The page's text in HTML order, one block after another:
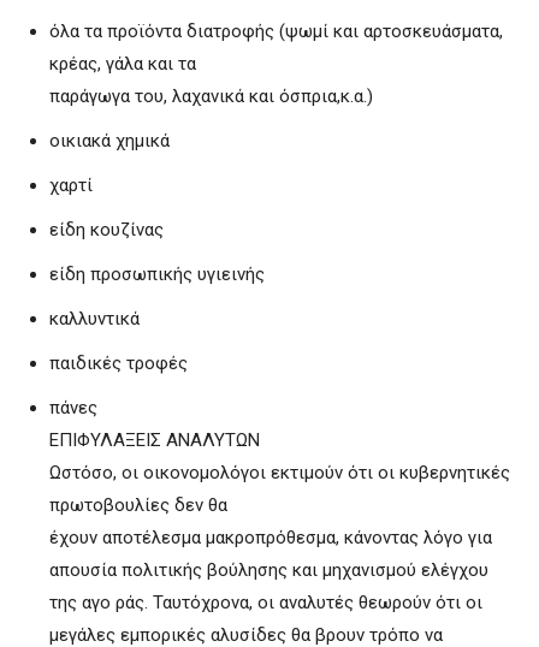
όλα τα προϊόντα διατροφής (ψωμί και αρτοσκευάσματα,
κρέας, γάλα και τα
παράγωγα του, λαχανικά και όσπρια,κ.α.)
οικιακά χημικά
χαρτί
είδη κουζίνας
είδη προσωπικής υγιεινής
καλλυντικά
παιδικές τροφές
πάνες
ΕΠΙΦΥΛΑΞΕΙΣ ΑΝΑΛΥΤΩΝ
Ωστόσο, οι οικονομολόγοι εκτιμούν ότι οι κυβερνητικές
πρωτοβουλίες δεν θα
έχουν αποτέλεσμα μακροπρόθεσμα, κάνοντας λόγο για
απουσία πολιτικής βούλησης και μηχανισμού ελέγχου
της αγο ράς. Ταυτόχρονα, οι αναλυτές θεωρούν ότι οι
μεγάλες εμπορικές αλυσίδες θα βρουν τρόπο να